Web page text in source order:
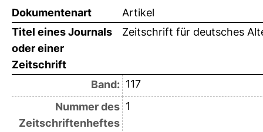
Dokumentenart
Artikel
Titel eines Journals
oder einer
Zeitschrift
Zeitschrift für deutsches
Band: 117
Nummer des
Zeitschriftenheftes
1